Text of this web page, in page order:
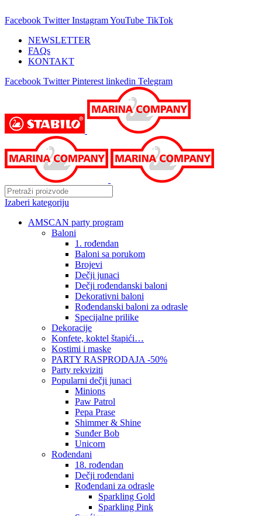
Facebook Twitter InstagramYouTube TikTok
NEWSLETTER
FAQs
KONTAKT
Facebook Twitter Pinterest linkedin Telegram
Izaberi kategoriju
AMSCAN party program
Baloni
1. rođendan
Baloni sa porukom
Brojevi
Dečji junaci
Dečji rođendanski baloni
Dekorativni baloni
Rođendanski baloni za odrasle
Specijalne prilike
Dekoracije
Konfete, koktel štapići…
Kostimi i maske
PARTY RASPRODAJA -50%
Party rekviziti
Popularni dečji junaci
Minions
Paw Patrol
Pepa Prase
Shimmer & Shine
Sunđer Bob
Unicorn
Rođendani
18. rođendan
Dečji rođendani
Rođendani za odrasle
Sparkling Gold
Sparkling Pink